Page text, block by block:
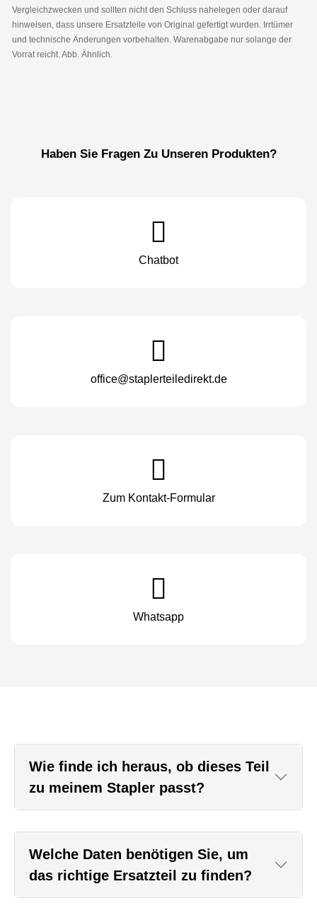
Vergleichzwecken und sollten nicht den Schluss nahelegen oder darauf
hinweisen, dass unsere Ersatzteile von Original gefertigt wurden. Irrtümer
und technische Änderungen vorbehalten. Warenabgabe nur solange der
Vorrat reicht. Abb. Ähnlich.
Haben Sie Fragen Zu Unseren Produkten?
Chatbot
office@staplerteiledirekt.de
Zum Kontakt-Formular
Whatsapp
Wie finde ich heraus, ob dieses Teil
zu meinem Stapler passt?
Welche Daten benötigen Sie, um
das richtige Ersatzteil zu finden?